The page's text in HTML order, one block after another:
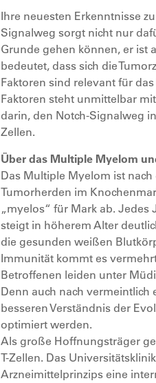
Ihre neuesten Erkenntnisse
Signalweg sorgt nicht nur
Grunde gehen können, er ist
bedeutet, dass sich die
Faktoren sind relevant für
Faktoren steht unmittelbar
darin, den Notch-Signalweg
Zellen.
Über das Multiple Myelom
Das Multiple Myelom ist
Tumorherden im
„myelos“ für Mark ab. Jedes
steigt in höherem Alter
die gesunden weißen
Immunität kommt es
Betroffenen leiden unter
Denn auch nach
besseren Verständnis der
optimiert werden.
Als große Hoffnungsträger
T-Zellen. Das
Arzneimittelprinzips eine